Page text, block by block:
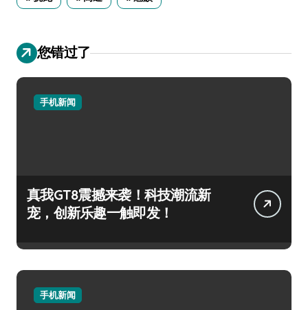
您错过了
手机新闻
真我GT8震撼来袭！科技潮流新
宠，创新乐趣一触即发！
手机新闻